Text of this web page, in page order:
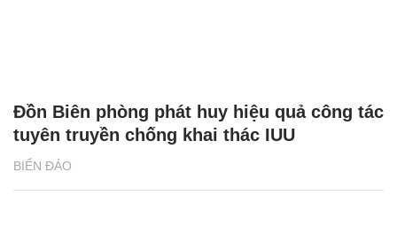
BIỂN ĐẢO
Đồn Biên phòng phát huy hiệu quả công tác
tuyên truyền chống khai thác IUU